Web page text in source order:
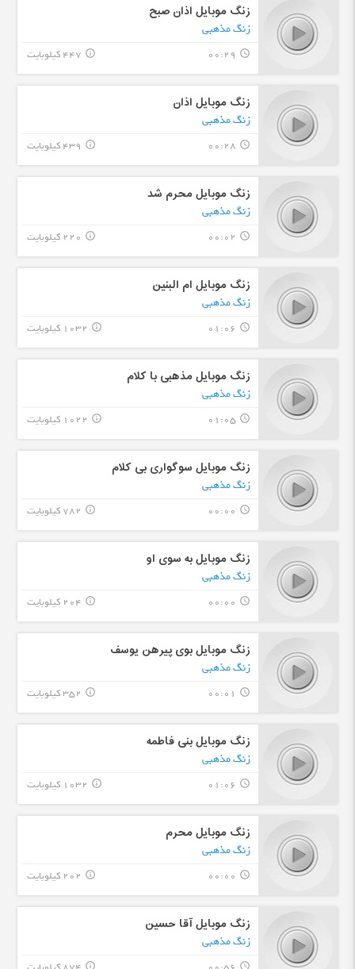
زنگ موبایل اذان صبح
زنگ مذهبی
query_builder
00:29 447 کیلوبایت info_outline
زنگ موبایل اذان
زنگ مذهبی
query_builder
00:28 439 کیلوبایت info_outline
زنگ موبایل محرم شد
زنگ مذهبی
query_builder
00:02 220 کیلوبایت info_outline
زنگ موبایل ام البنین
زنگ مذهبی
query_builder
01:06 1032 کیلوبایت info_outline
زنگ موبایل مذهبی با کلام
زنگ مذهبی
query_builder
01:05 1022 کیلوبایت info_outline
زنگ موبایل سوگواری بی کلام
زنگ مذهبی
query_builder
00:00 782 کیلوبایت info_outline
زنگ موبایل به سوی او
زنگ مذهبی
query_builder
00:00 204 کیلوبایت info_outline
زنگ موبایل بوی پیرهن یوسف
زنگ مذهبی
query_builder
00:01 352 کیلوبایت info_outline
زنگ موبایل بنی فاطمه
زنگ مذهبی
query_builder
01:06 1032 کیلوبایت info_outline
زنگ موبایل محرم
زنگ مذهبی
query_builder
00:00 202 کیلوبایت info_outline
زنگ موبایل آقا حسین
زنگ مذهبی
query_builder
info_outline